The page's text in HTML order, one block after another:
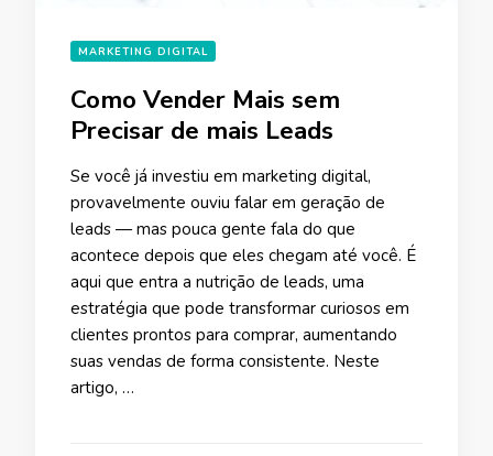
MARKETING DIGITAL
Como Vender Mais sem
Precisar de mais Leads
Se você já investiu em marketing digital,
provavelmente ouviu falar em geração de
leads — mas pouca gente fala do que
acontece depois que eles chegam até você. É
aqui que entra a nutrição de leads, uma
estratégia que pode transformar curiosos em
clientes prontos para comprar, aumentando
suas vendas de forma consistente. Neste
artigo, …